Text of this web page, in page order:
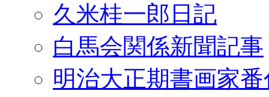
久米桂一郎日記
白馬会関係新聞記事
明治大正期書画家